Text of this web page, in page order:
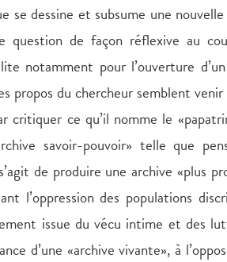
dessine et subsume une
question de façon réflexive au
notamment pour l’ouverture
propos du chercheur semblent
critiquer ce qu’il nomme le
savoir-pouvoir» telle que
de produire une archive «plus
l’oppression des populations
issue du vécu intime et des
d’une «archive vivante», à